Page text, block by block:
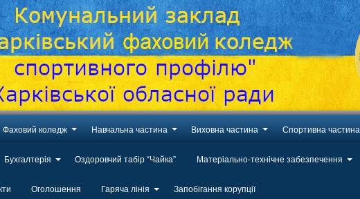
Фаховий коледж Навчальна частина Виховна частина Спортивна частина
Бухгалтерія Оздоровчий табір “Чайка” Матеріально-технічне забезпечення
Оголошення Гаряча лінія Запобігання корупції